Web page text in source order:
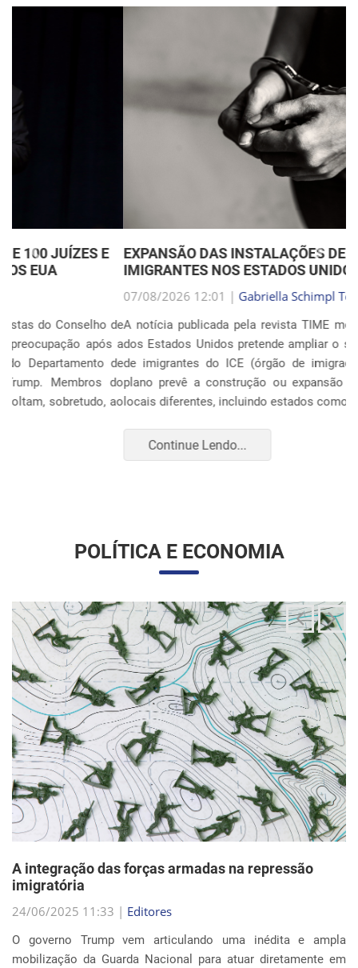
EXPANSÃO DAS INSTALAÇÕES DE DETENÇÃO DE
IMIGRANTES NOS ESTADOS UNIDOS
07/08/2026 12:01 |Gabriella Schimpl Tebar Anunciação
A notícia publicada pela revista TIME mostra que o governo
dos Estados Unidos pretende ampliar o sistema de detenção
de imigrantes do ICE (órgão de imigração e alfândega). O
plano prevê a construção ou expansão de unidades em 14
locais diferentes, incluindo estados como Texas, F...
Anterior
imigratória
24/06/2025 11:33 |
O governo Trump vem articulando uma inédita e ampla
mobilização da Guarda Nacional para atuar diretamente em
operações de fiscalização migratória no interior dos Estados